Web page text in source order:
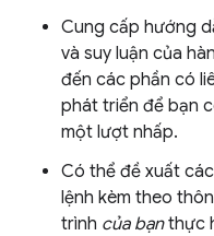
Cung cấp hướng
và suy luận của
đến các phần có
phát triển để bạn
một lượt nhấp.
Có thể đề xuất
lệnh kèm theo
trình của bạnthực